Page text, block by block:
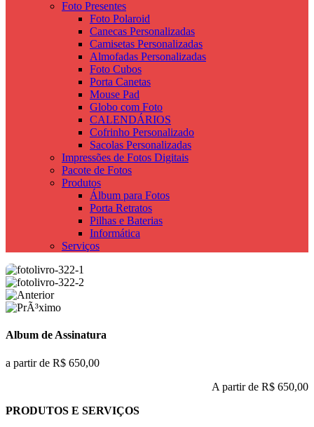
Foto Presentes
Foto Polaroid
Canecas Personalizadas
Camisetas Personalizadas
Almofadas Personalizadas
Foto Cubos
Porta Canetas
Mouse Pad
Globo com Foto
CALENDÁRIOS
Cofrinho Personalizado
Sacolas Personalizadas
Impressões de Fotos Digitais
Pacote de Fotos
Produtos
Álbum para Fotos
Porta Retratos
Pilhas e Baterias
Informática
Serviços
Album de Assinatura
a partir de R$ 650,00
A partir de R$ 650,00
PRODUTOS E SERVIÇOS